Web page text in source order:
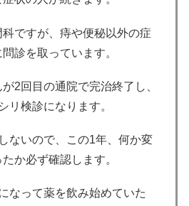
ですが、痔や便秘以外の症
診を取っています。
2回目の通院で完治終了し、
リ検診になります。
ないので、この1年、何か変
か必ず確認します。
なって薬を飲み始めていた